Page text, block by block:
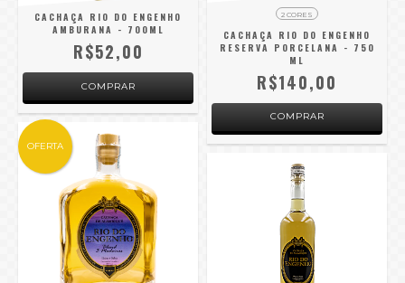
CACHAÇA RIO DO ENGENHO
AMBURANA - 700ML
R$52,00
2 CORES
CACHAÇA RIO DO ENGENHO
RESERVA PORCELANA - 750
ML
R$140,00
COMPRAR
OFERTA